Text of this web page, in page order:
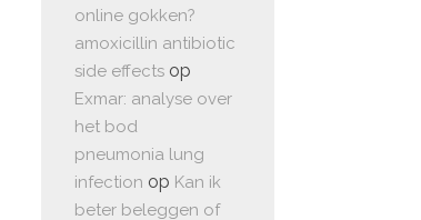
online gokken?
amoxicillin antibiotic
side effects op
Exmar: analyse over
het bod
pneumonia lung
infection op Kan ik
beter beleggen of